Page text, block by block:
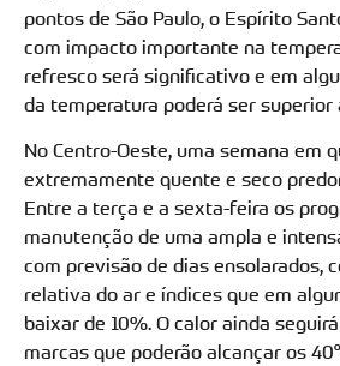
pontos de São Paulo, o Espírito
com impacto importante na
refresco será significativo e em
da temperatura poderá ser superior
No Centro-Oeste, uma semana em
extremamente quente e seco
Entre a terça e a sexta-feira os
manutenção de uma ampla e
com previsão de dias ensolarados,
relativa do ar e índices que em
baixar de 10%. O calor ainda
marcas que poderão alcançar os